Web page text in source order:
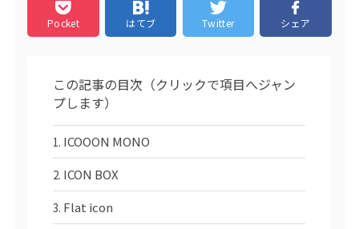
Pocket はてブ Twitter シェア
この記事の目次（クリックで項目へジャン
プします）
ICOOON MONO
ICON BOX
Flat icon